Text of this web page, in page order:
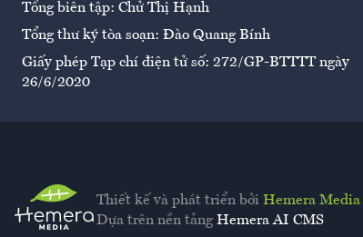
Tổng biên tập: Chử Thị Hạnh
Tổng thư ký tòa soạn: Đào Quang Bính
Giấy phép Tạp chí điện tử số: 272/GP-BTTTT ngày
26/6/2020
Thiết kế và phát triển bởi Hemera Media
Dựa trên nền tảng Hemera AI CMS